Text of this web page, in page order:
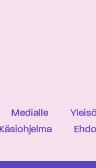
Medialle
Käsiohjelma